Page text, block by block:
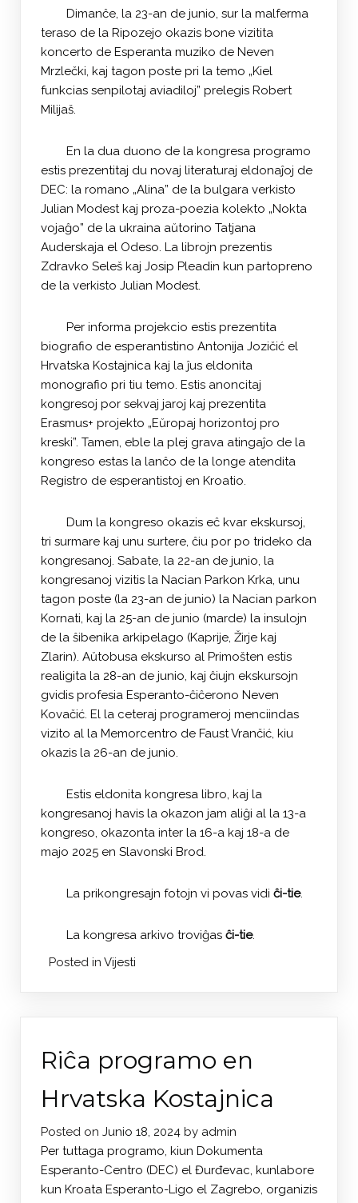
Dimanĉe, la 23-an de junio, sur la malferma
teraso de la Ripozejo okazis bone vizitita
koncerto de Esperanta muziko de Neven
Mrzlečki, kaj tagon poste pri la temo „Kiel
funkcias senpilotaj aviadiloj” prelegis Robert
Milijaš.
En la dua duono de la kongresa programo
estis prezentitaj du novaj literaturaj eldonaĵoj de
DEC: la romano „Alina” de la bulgara verkisto
Julian Modest kaj proza-poezia kolekto „Nokta
vojaĝo” de la ukraina aŭtorino Tatjana
Auderskaja el Odeso. La librojn prezentis
Zdravko Seleš kaj Josip Pleadin kun partopreno
de la verkisto Julian Modest.
Per informa projekcio estis prezentita
biografio de esperantistino Antonija Jozičić el
Hrvatska Kostajnica kaj la ĵus eldonita
monografio pri tiu temo. Estis anoncitaj
kongresoj por sekvaj jaroj kaj prezentita
Erasmus+ projekto „Eŭropaj horizontoj pro
kreski”. Tamen, eble la plej grava atingaĵo de la
kongreso estas la lanĉo de la longe atendita
Registro de esperantistoj en Kroatio.
Dum la kongreso okazis eĉ kvar ekskursoj,
tri surmare kaj unu surtere, ĉiu por po trideko da
kongresanoj. Sabate, la 22-an de junio, la
kongresanoj vizitis la Nacian Parkon Krka, unu
tagon poste (la 23-an de junio) la Nacian parkon
Kornati, kaj la 25-an de junio (marde) la insulojn
de la ŝibenika arkipelago (Kaprije, Žirje kaj
Zlarin). Aŭtobusa ekskurso al Primošten estis
realigita la 28-an de junio, kaj ĉiujn ekskursojn
gvidis profesia Esperanto-ĉiĉerono Neven
Kovačić. El la ceteraj programeroj menciindas
vizito al la Memorcentro de Faust Vrančić, kiu
okazis la 26-an de junio.
Estis eldonita kongresa libro, kaj la
kongresanoj havis la okazon jam aliĝi al la 13-a
kongreso, okazonta inter la 16-a kaj 18-a de
majo 2025 en Slavonski Brod.
La prikongresajn fotojn vi povas vidi ĉi-tie.
La kongresa arkivo troviĝas ĉi-tie.
Posted in Vijesti
Riĉa programo en
Hrvatska Kostajnica
Posted on Junio 18, 2024 by admin
Per tuttaga programo, kiun Dokumenta
Esperanto-Centro (DEC) el Đurđevac, kunlabore
kun Kroata Esperanto-Ligo el Zagrebo, organizis